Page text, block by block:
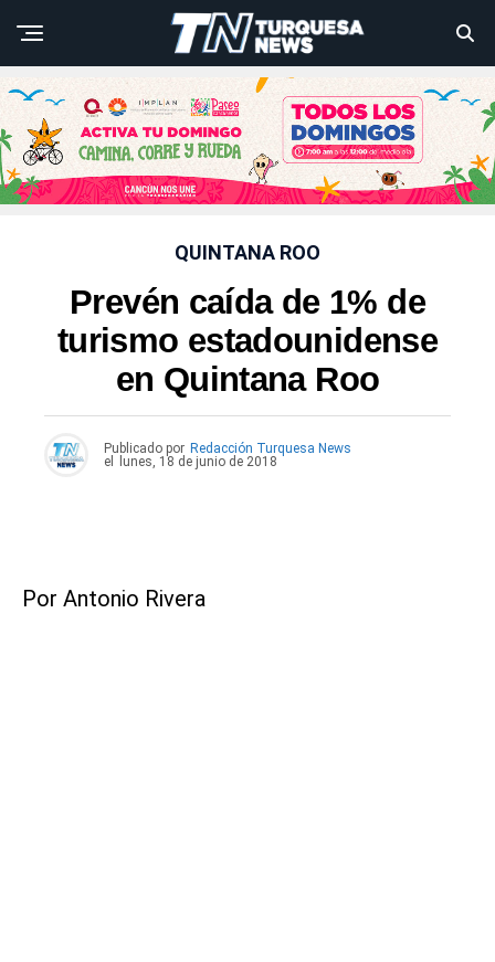
QUINTANA ROO
Prevén caída de 1% de
turismo estadounidense
en Quintana Roo
Publicado por Redacción Turquesa News
el
lunes, 18 de junio de 2018
Por Antonio Rivera